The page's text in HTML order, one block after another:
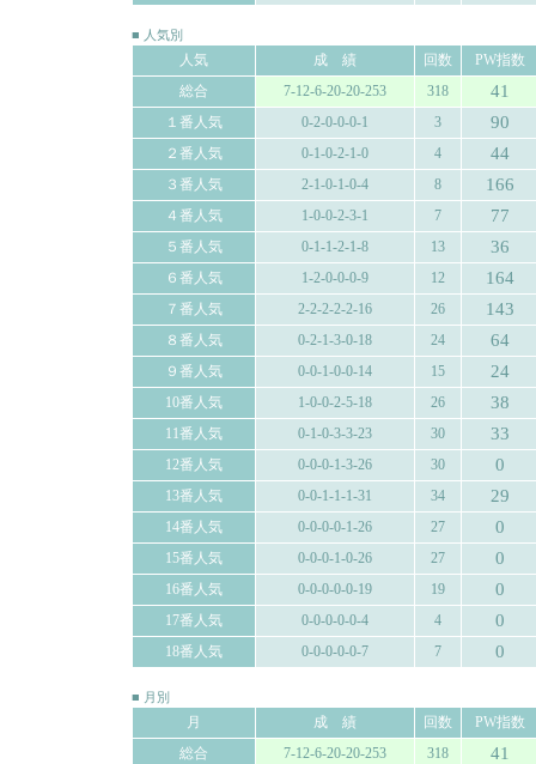
■ 人気別
人気 成 績 回数
PW指数
総合
7-12-6-20-20-253 318 41
１番人気 0-2-0-0-0-1 3 90
２番人気 0-1-0-2-1-0 4 44
３番人気 2-1-0-1-0-4 8 166
４番人気 1-0-0-2-3-1 7 77
５番人気 0-1-1-2-1-8 13 36
６番人気 1-2-0-0-0-9 12 164
７番人気 2-2-2-2-2-16 26 143
８番人気 0-2-1-3-0-18 24 64
９番人気 0-0-1-0-0-14 15 24
10番人気 1-0-0-2-5-18 26 38
11番人気 0-1-0-3-3-23 30 33
12番人気 0-0-0-1-3-26 30 0
13番人気 0-0-1-1-1-31 34 29
14番人気 0-0-0-0-1-26 27 0
15番人気 0-0-0-1-0-26 27 0
16番人気 0-0-0-0-0-19 19 0
17番人気 0-0-0-0-0-4 4 0
18番人気 0-0-0-0-0-7 7 0
■ 月別
月 成 績 回数
PW指数
総合
7-12-6-20-20-253 318 41